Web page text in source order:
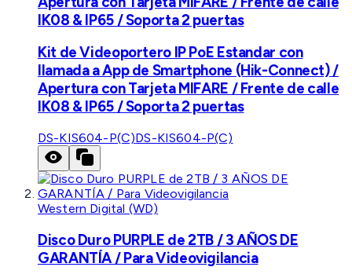
IK08 & IP65 / Soporta 2 puertas
Kit de Videoportero IP PoE Estandar con
llamada a App de Smartphone (Hik-Connect) /
Apertura con Tarjeta MIFARE / Frente de calle
IK08 & IP65 / Soporta 2 puertas
DS-KIS604-P(C)DS-KIS604-P(C)
Western Digital (WD)
Disco Duro PURPLE de 2TB / 3 AÑOS DE
GARANTÍA / Para Videovigilancia